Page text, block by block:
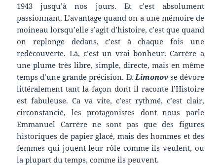
1943 jusqu’à nos jours. Et c’est absolument
passionnant. L’avantage quand on a une mémoire de
moineau lorsqu’elle s’agit d’histoire, c’est que quand
on replonge dedans, c’est à chaque fois une
redécouverte. Là, c’est un vrai bonheur. Carrère a
une plume très libre, simple, directe, mais en même
temps d’une grande précision. Et Limonovse dévore
littéralement tant la façon dont il raconte l’Histoire
est fabuleuse. Ca va vite, c’est rythmé, c’est clair,
circonstancié, les protagonistes dont nous parle
Emmanuel Carrère ne sont pas que des figures
historiques de papier glacé, mais des hommes et des
femmes qui jouent leur rôle comme ils veulent, ou
la plupart du temps, comme ils peuvent.